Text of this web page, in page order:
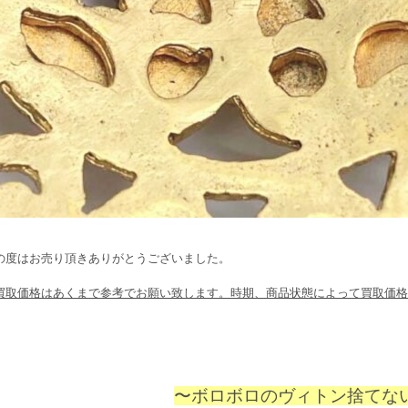
度はお売り頂きありがとうございました。
価格はあくまで参考でお願い致します。時期、商品状態によって買取価
〜ボロボロのヴィトン捨てな